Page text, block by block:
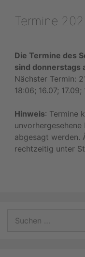
Termine
Die Termine des
sind donnerstags
Nächster Termin:
18:06; 16.07; 17.09;
Hinweis: Termine
abgesagt werden.
rechtzeitig unter
nach: